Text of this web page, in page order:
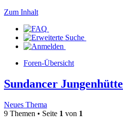
Zum Inhalt
Foren-Übersicht
Sundancer Jungenhütte
Neues Thema
9 Themen • Seite 1 von 1